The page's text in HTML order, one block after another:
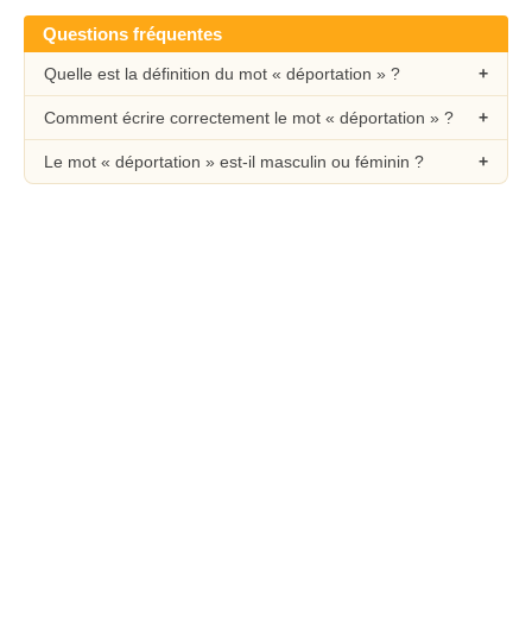
Questions fréquentes
Quelle est la définition du mot « déportation » ?
Comment écrire correctement le mot « déportation » ?
Le mot « déportation » est-il masculin ou féminin ?